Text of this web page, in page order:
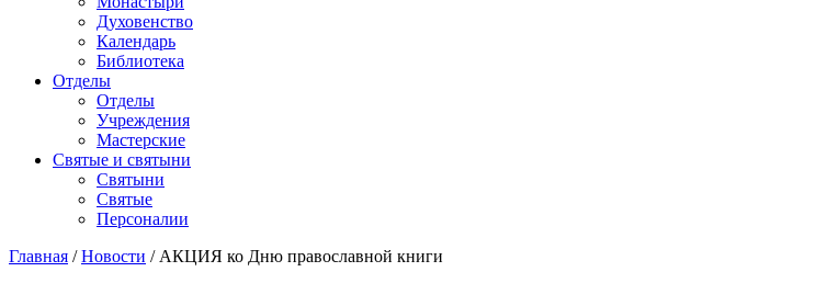
Духовенство
Календарь
Библиотека
Отделы
Отделы
Учреждения
Мастерские
Святые и святыни
Cвятыни
Cвятые
Персоналии
Главная /Новости / АКЦИЯ ко Дню православной книги